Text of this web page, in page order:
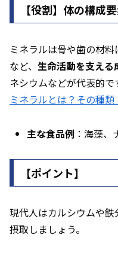
【役割】体の構成
ミネラルは骨や歯の材
など、 生命活動を支える
ネシウムなどが代表的で
ミネラルとは？その種
主な食品例 ：海藻
【ポイント】
現代人はカルシウムや
摂取しましょう。